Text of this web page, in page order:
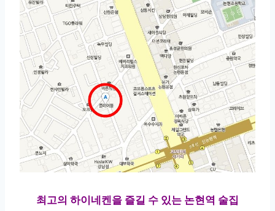
최고의 하이네켄을 즐길 수 있는 논현역 술집